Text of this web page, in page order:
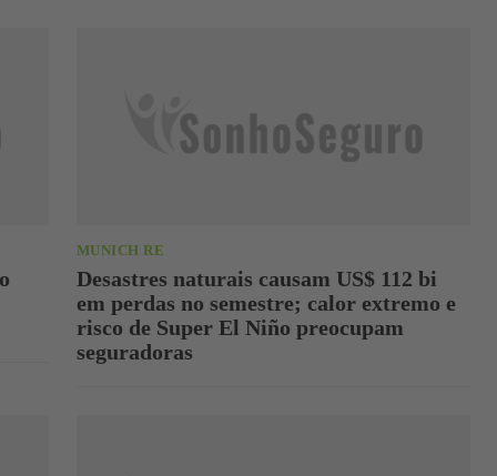
MUNICH RE
Desastres naturais causam US$ 112 bi
em perdas no semestre; calor extremo e
risco de Super El Niño preocupam
seguradoras